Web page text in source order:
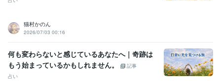
猫村かのん
2026/07/03 00:16
何も変わらないと感じているあなたへ｜奇跡は
もう始まっているかもしれません。
記事
占い